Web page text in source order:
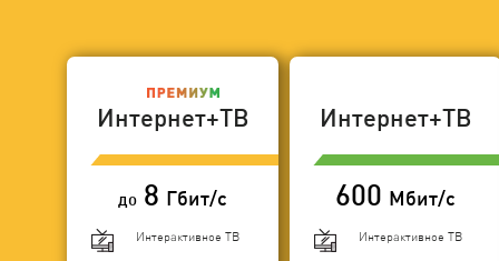
Интернет+ТВ
до 8 Гбит/с
Интерактивное ТВ
Интернет+ТВ
600 Мбит/с
Интерактивное ТВ